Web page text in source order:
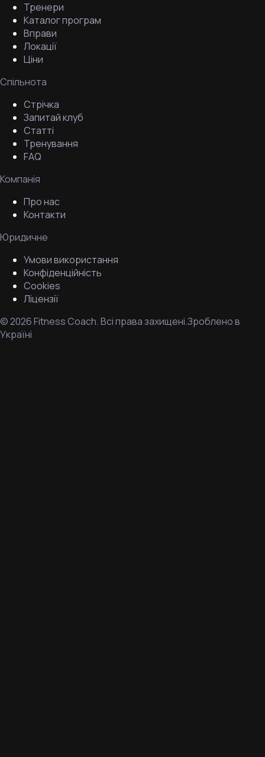
Тренери
Каталог програм
Вправи
Локації
Ціни
Спільнота
Стрічка
Запитай клуб
Статті
Тренування
FAQ
Компанія
Про нас
Контакти
Юридичне
Умови використання
Конфіденційність
Cookies
Ліцензії
©2026Fitness Coach.Всі права захищені.Зроблено в
Україні